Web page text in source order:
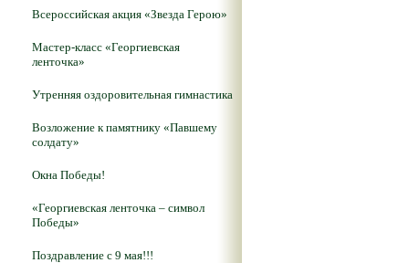
Всероссийская акция «Звезда Герою»
Мастер-класс «Георгиевская
ленточка»
Утренняя оздоровительная гимнастика
Возложение к памятнику «Павшему
солдату»
Окна Победы!
«Георгиевская ленточка – символ
Победы»
Поздравление с 9 мая!!!